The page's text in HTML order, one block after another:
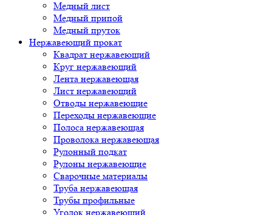
Медный лист
Медный припой
Медный пруток
Нержавеющий прокат
Квадрат нержавеющий
Круг нержавеющий
Лента нержавеющая
Лист нержавеющий
Отводы нержавеющие
Переходы нержавеющие
Полоса нержавеющая
Проволока нержавеющая
Рулонный подкат
Рулоны нержавеющие
Сварочные материалы
Труба нержавеющая
Трубы профильные
Уголок нержавеющий